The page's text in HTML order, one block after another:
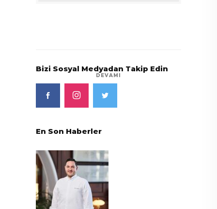
DEVAMI
Bizi Sosyal Medyadan Takip Edin
En Son Haberler